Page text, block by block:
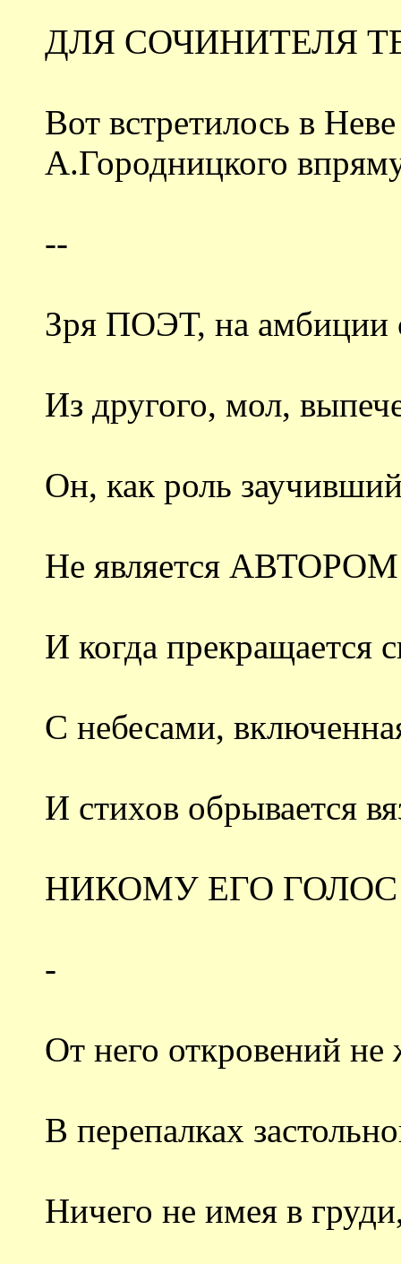
ДЛЯ СОЧИНИТЕЛЯ
Вот встретилось в
А.Городницкого
--
Зря ПОЭТ, на амбиции
Из другого, мол,
Он, как роль
Не является
И когда прекращается
С небесами,
И стихов обрывается
НИКОМУ ЕГО
-
От него откровений не
В перепалках
Ничего не имея в